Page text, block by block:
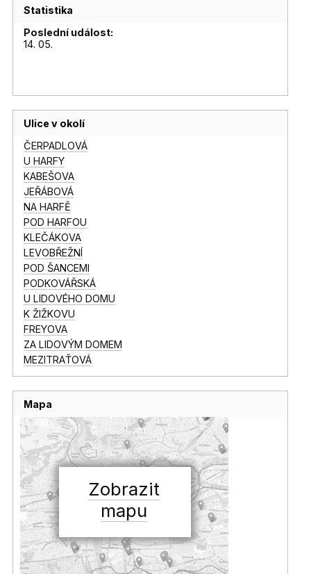
Statistika
Poslední událost:
14. 05.
Ulice v okolí
ČERPADLOVÁ
U HARFY
KABEŠOVA
JEŘÁBOVÁ
NA HARFĚ
POD HARFOU
KLEČÁKOVA
LEVOBŘEŽNÍ
POD ŠANCEMI
PODKOVÁŘSKÁ
U LIDOVÉHO DOMU
K ŽIŽKOVU
FREYOVA
ZA LIDOVÝM DOMEM
MEZITRAŤOVÁ
Mapa
Zobrazit
mapu